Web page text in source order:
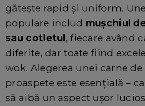
gătește rapid și uniform.
populare includ mușchiul
sau cotletul, fiecare având
diferite, dar toate fiind
wok. Alegerea unei carne
proaspete este esențială –
să aibă un aspect ușor